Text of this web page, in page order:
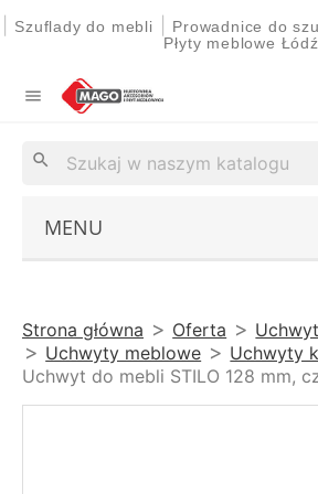
Szuflady do mebli Prowadnice do
Płyty meblowe Łódź

search
MENU
Strona główna Oferta
Uchwyty meblowe
Uchwyty
Uchwyt do mebli STILO 128 mm,